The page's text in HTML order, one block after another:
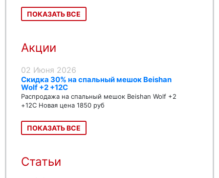
ПОКАЗАТЬ ВСЕ
Акции
02 Июня 2026
Скидка 30% на спальный мешок Beishan
Wolf +2 +12C
Распродажа на спальный мешок Beishan Wolf +2
+12C Новая цена 1850 руб
ПОКАЗАТЬ ВСЕ
Статьи